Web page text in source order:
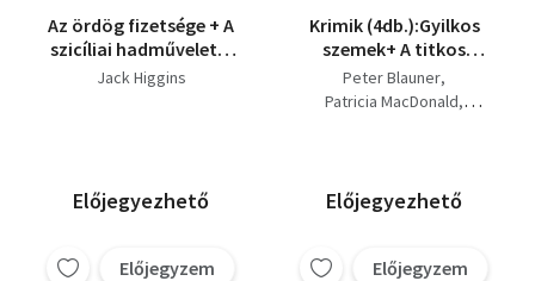
Az ördög fizetsége + A
szicíliai hadművelet +
Windsor akció +
Jack Higgins
Előjegyezhető
Előjegyzem
Krimik (4db.):Gyilkos
szemek+ A titkos
hódoló + A Fehér házi
kapcsolat + A páciens
Peter Blauner
Patricia MacDonald
Előjegyezhető
Előjegyzem